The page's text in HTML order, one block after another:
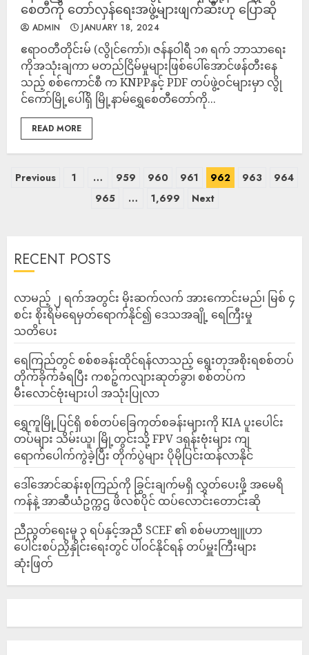
စေတီကို တော်လှန်ရေးအဖွဲ့များဖျက်ဆီးဟု ပြောဆို
ADMIN JANUARY 18, 2024
ဧရာဝတီတိုင်းမ် (လွိုင်ကော်)၊ ဇန်နဝါရီ ၁၈ ရက် ဘာသာရေး
ကိုအသုံးချကာ မတည်ငြိမ်မှုများဖြစ်ပေါ်အောင်ဖန်တီးနေ
သည့် စစ်ကောင်စီ က KNPPနှင့် PDF တပ်ဖွဲ့ဝင်များမှာ လွို
င်ကော်မြို့ပေါ်ရှိ မြို့နာမ်ရွှေစေတီတော်ကို...
READ MORE
Previous 1 … 959 960 961 962 963
964
965
… 1,699 Next
RECENT POSTS
လာမည့် ၂ ရက်အတွင်း မိုးဆက်လက် အားကောင်းမည်၊ မြစ် ၄
စင်း စိုးရိမ်ရေမှတ်ရောက်နိုင်၍ ဒေသအချို့ ရေကြီးမှု
သတိပေး
ရေကြည်တွင် စစ်စခန်းထိုင်ရန်လာသည့် ရွေးတုအစိုးရစစ်တပ်
တိုက်ခိုက်ခံရပြီး ကစဉ့်ကလျားဆုတ်ခွာ၊ စစ်တပ်က
မီးလောင်ဗုံးများပါ အသုံးပြုလာ
‎ရွှေကူမြို့ပြင်ရှိ စစ်တပ်ခြေကုတ်စခန်းများကို KIA ပူးပေါင်း
တပ်များ သိမ်းယူ၊ မြို့တွင်းသို့ FPV ဒရုန်းဗုံးများ ကျ
ရောက်ပေါက်ကွဲခဲ့ပြီး တိုက်ပွဲများ ပိုမိုပြင်းထန်လာနိုင်
ဒေါ်အောင်ဆန်းစုကြည်ကို ခြွင်းချက်မရှိ လွှတ်ပေးဖို့ အမေရိ
ကန်နဲ့ အာဆီယံဥက္ကဌ ဖိလစ်ပိုင် ထပ်လောင်းတောင်းဆို
ညီညွတ်ရေးမူ ၃ ရပ်နှင့်အညီ SCEF ၏ စစ်မဟာဗျူဟာ
ပေါင်းစပ်ညှိနှိုင်းရေးတွင် ပါဝင်နိုင်ရန် တပ်မှူးကြီးများ
ဆုံးဖြတ်